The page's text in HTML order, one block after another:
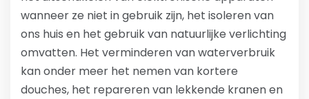
wanneer ze niet in gebruik zijn, het isoleren van
ons huis en het gebruik van natuurlijke verlichting
omvatten. Het verminderen van waterverbruik
kan onder meer het nemen van kortere
douches, het repareren van lekkende kranen en